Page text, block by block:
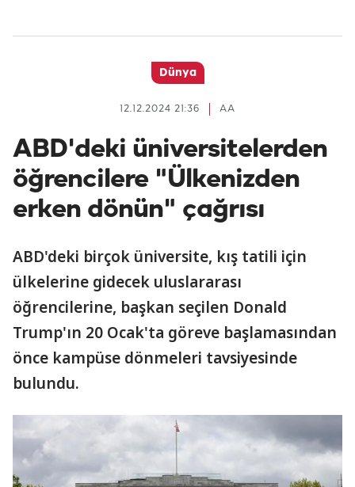
Dünya
AA
12.12.2024 21:36
ABD'deki üniversitelerden
öğrencilere "Ülkenizden
erken dönün" çağrısı
ABD'deki birçok üniversite, kış tatili için
ülkelerine gidecek uluslararası
öğrencilerine, başkan seçilen Donald
Trump'ın 20 Ocak'ta göreve başlamasından
önce kampüse dönmeleri tavsiyesinde
bulundu.